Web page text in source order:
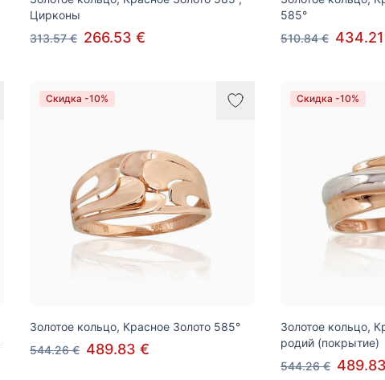
Цирконы
313.57 € 266.53 €
585°
510.84 €
Скидка -10%
Золотое кольцо, Красное Золото 585°
544.26 € 489.83 €
Скидка -10%
Золотое кольцо,
родий (покрытие)
544.26 €